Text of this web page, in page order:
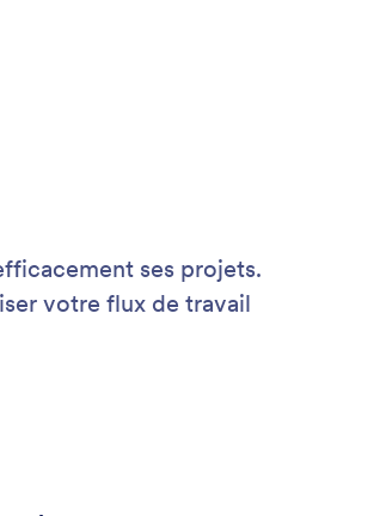
ses projets.
votre flux de travail